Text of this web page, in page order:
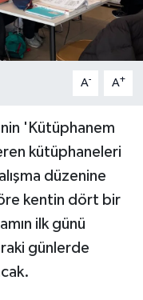
A- A+
'Kütüphanem
kütüphaneleri
düzenine
kentin dört bir
ilk günü
günlerde